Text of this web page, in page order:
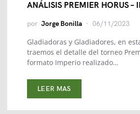
ANÁLISIS PREMIER HORUS –
por Jorge Bonilla 06/11/2023
Gladiadoras y Gladiadores, en
traemos el detalle del torneo
formato Imperio realizado…
LEER MAS